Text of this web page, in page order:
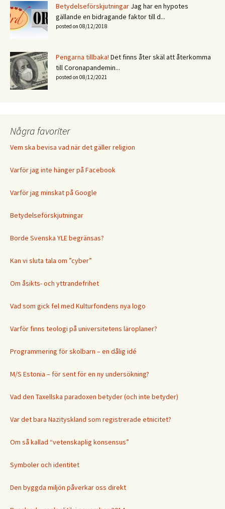
Betydelseförskjutningar Jag har en hypotes
gällande en bidragande faktor till d...
posted on 08/12/2018
Pengarna tillbaka! Det finns åter skäl att återkomma
till Coronapandemin...
posted on 08/12/2021
Några favoriter
Vem ska bevisa vad när det gäller religion
Varför jag inte hänger på Facebook
Varför jag minskat på Google
Betydelseförskjutningar
Borde Svenska YLE begränsas?
Kan vi sluta tala om ”cyber”
Om åsikts- och yttrandefrihet
Vad som gick fel med Kulturfondens nya logo
Varför finns teologi på universitetens läroplaner?
Programmering för skolbarn – en dålig idé
M/S Estonia – för sent för en ny undersökning?
Vad den Taxellska paradoxen betyder (och inte betyder)
Var det bara Nazityskland som registrerade etnicitet?
Om så kallad “vetenskaplig konsensus”
Symboler och identitet
Den byggda miljön påverkar oss direkt